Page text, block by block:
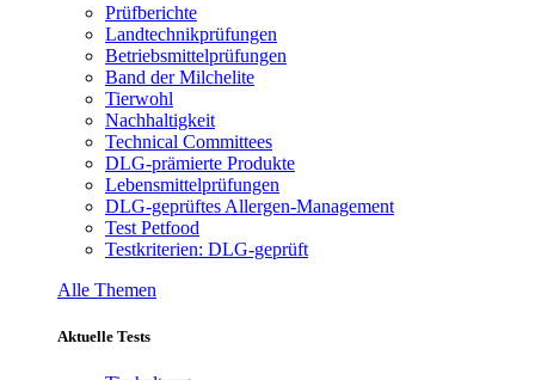
Prüfberichte
Landtechnikprüfungen
Betriebsmittelprüfungen
Band der Milchelite
Tierwohl
Nachhaltigkeit
Technical Committees
DLG-prämierte Produkte
Lebensmittelprüfungen
DLG-geprüftes Allergen-Management
Test Petfood
Testkriterien: DLG-geprüft
Alle Themen
Aktuelle Tests